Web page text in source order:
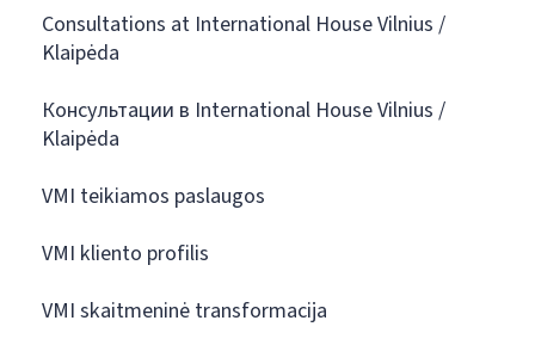
Consultations at International House Vilnius /
Klaipėda
Консультации в International House Vilnius /
Klaipėda
VMI teikiamos paslaugos
VMI kliento profilis
VMI skaitmeninė transformacija